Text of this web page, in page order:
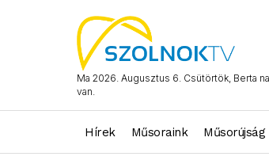
Ma 2026. Augusztus 6. Csütörtök, Berta
van.
Hírek Műsoraink Műsorújság